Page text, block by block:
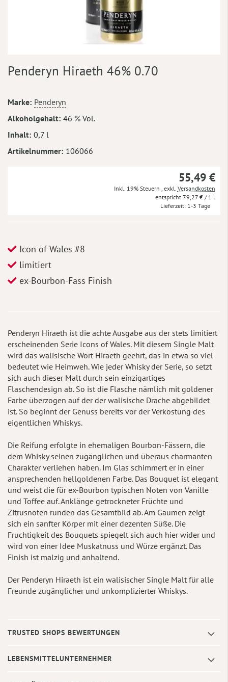
Anfang
springen
Penderyn Hiraeth 46% 0.70
Mehr
Informationen
Marke Penderyn
Alkoholgehalt 46 % Vol.
Inhalt 0,7 l
Artikelnummer 106066
55,49 €
Inkl. 19% Steuern exkl. Versandkosten
79,27 € / 1 l
Lieferzeit 1-3 Tage
Icon of Wales #8
limitiert
ex-Bourbon-Fass Finish
Penderyn Hiraeth ist die achte Ausgabe aus der stets limitiert
erscheinenden Serie Icons of Wales. Mit diesem Single Malt
wird das walisische Wort Hiraeth geehrt, das in etwa so viel
bedeutet wie Heimweh. Wie jeder Whisky der Serie, so setzt
sich auch dieser Malt durch sein einzigartiges
Flaschendesign ab. So ist die Flasche nämlich mit goldener
Farbe überzogen auf der der walisische Drache abgebildet
ist. So beginnt der Genuss bereits vor der Verkostung des
eigentlichen Whiskys.
Die Reifung erfolgte in ehemaligen Bourbon-Fässern, die
dem Whisky seinen zugänglichen und überaus charmanten
Charakter verliehen haben. Im Glas schimmert er in einer
ansprechenden hellgoldenen Farbe. Das Bouquet ist elegant
und weist die für ex-Bourbon typischen Noten von Vanille
und Toffee auf. Anklänge getrockneter Früchte und
Zitrusnoten runden das Gesamtbild ab. Am Gaumen zeigt
sich ein sanfter Körper mit einer dezenten Süße. Die
Fruchtigkeit des Bouquets spiegelt sich auch hier wider und
wird von einer Idee Muskatnuss und Würze ergänzt. Das
Finish ist malzig und anhaltend.
Der Penderyn Hiraeth ist ein walisischer Single Malt für alle
Freunde zugänglicher und unkomplizierter Whiskys.
TRUSTED SHOPS BEWERTUNGEN
LEBENSMITTELUNTERNEHMER